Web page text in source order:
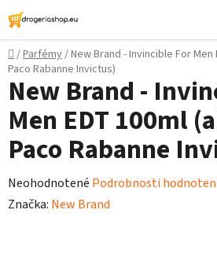
Prejsť
na
obsah
Domov
/Parfémy/New Brand - Invincible For
Paco Rabanne Invictus)
New Brand -
Men EDT 100ml
Paco Rabanne
Priemerné
hodnotenie
Neohodnotené Podrobnosti
Značka: New Brand